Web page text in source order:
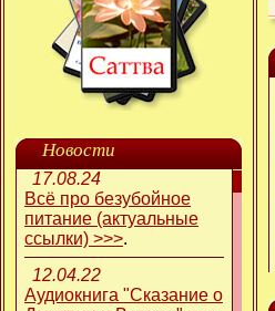
Новости
17.08.24
Всё про безубойное
питание (актуальные
ссылки) >>>.
12.04.22
Аудиокнига "Сказание о